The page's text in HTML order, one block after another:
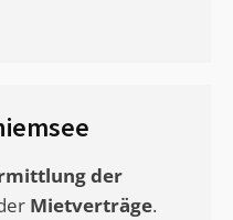
der
Mietverträge.